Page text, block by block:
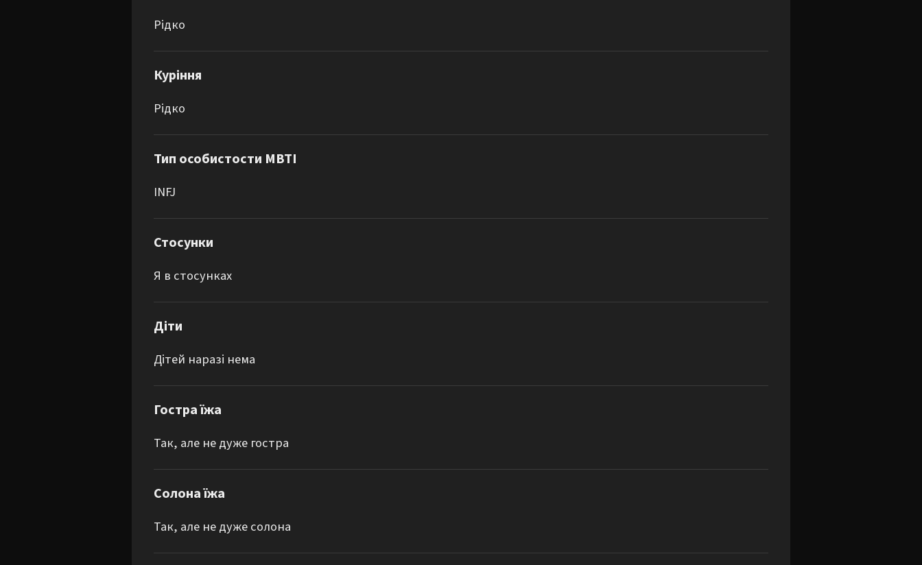
Рідко
Куріння
Рідко
Тип особистости MBTI
INFJ
Стосунки
Я в стосунках
Діти
Дітей наразі нема
Гостра їжа
Так, але не дуже гостра
Солона їжа
Так, але не дуже солона